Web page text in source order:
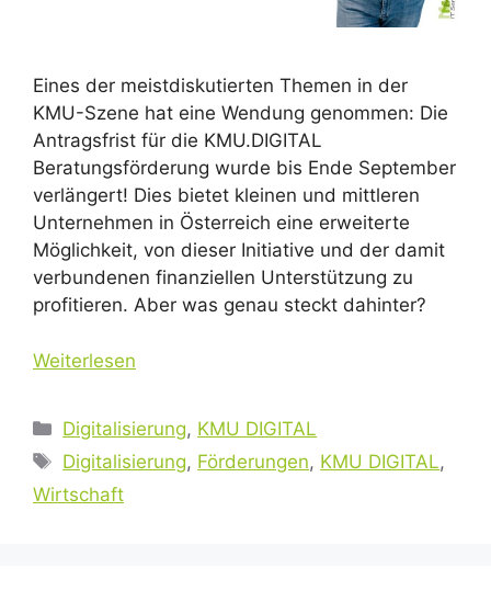
Eines der meistdiskutierten Themen in der
KMU-Szene hat eine Wendung genommen: Die
Antragsfrist für die KMU.DIGITAL
Beratungsförderung wurde bis Ende September
verlängert! Dies bietet kleinen und mittleren
Unternehmen in Österreich eine erweiterte
Möglichkeit, von dieser Initiative und der damit
verbundenen finanziellen Unterstützung zu
profitieren. Aber was genau steckt dahinter?
Weiterlesen
Kategorien
Digitalisierung, KMU DIGITAL
Schlagwörter
Digitalisierung, Förderungen, KMU DIGITAL,
Wirtschaft